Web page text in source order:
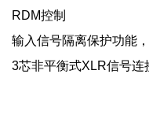
RDM控制
输入信号隔离保护功能
3芯非平衡式XLR信号连